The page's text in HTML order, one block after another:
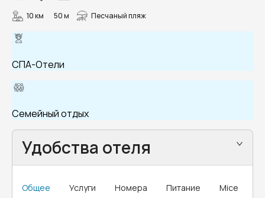
10 км 50 м Песчаный пляж
СПА-Отели
Семейный отдых
Удобства отеля
Общее Услуги Номера Питание Mice